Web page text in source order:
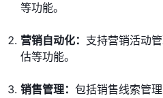
等功能。
营销自动化： 支持营销活动
估等功能。
销售管理： 包括销售线索管